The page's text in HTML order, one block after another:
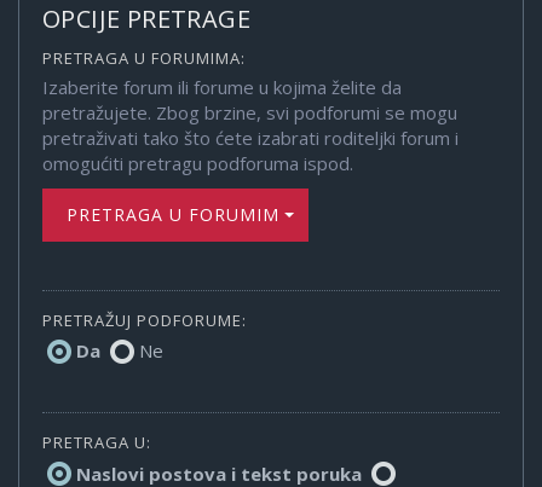
OPCIJE PRETRAGE
PRETRAGA U FORUMIMA:
Izaberite forum ili forume u kojima želite da
pretražujete. Zbog brzine, svi podforumi se mogu
pretraživati tako što ćete izabrati roditeljki forum i
omogućiti pretragu podforuma ispod.
PRETRAGA U FORUMIMA
PRETRAŽUJ PODFORUME:
Da Ne
PRETRAGA U:
Naslovi postova i tekst poruka